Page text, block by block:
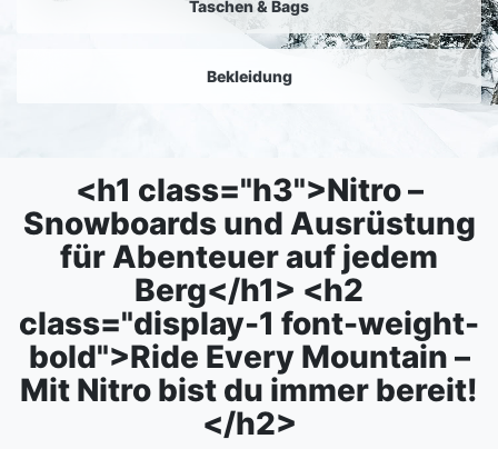
Taschen & Bags
Bekleidung
<h1 class="h3">Nitro –
Snowboards und Ausrüstung
für Abenteuer auf jedem
Berg</h1> <h2
class="display-1 font-weight-
bold">Ride Every Mountain –
Mit Nitro bist du immer bereit!
</h2>